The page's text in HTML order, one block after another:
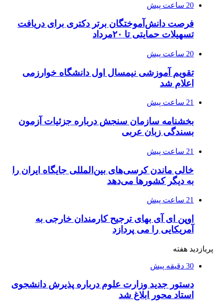
20 ساعت پیش
فرصت دانش‌آموختگان برتر دکتری‌ برای دریافت
تسهیلات حمایتی تا ۲۰مرداد
20 ساعت پیش
تقویم آموزشی نیمسال اول دانشگاه خوارزمی
اعلام شد
21 ساعت پیش
بخشنامه سازمان سنجش درباره جزئیات آزمون
بسندگی زبان عربی
21 ساعت پیش
خالی ماندن کرسی‌های بین‌المللی جایگاه ایران را
به دیگر کشورها می‌دهد
21 ساعت پیش
اوپن ای آی بهای ترجیح کارمندان خارجی به
آمریکایی را می پردازد
پربازدید هفته
30 دقیقه پیش
دستور جدید وزارت علوم درباره پذیرش دانشجوی
استاد محور ابلاغ شد